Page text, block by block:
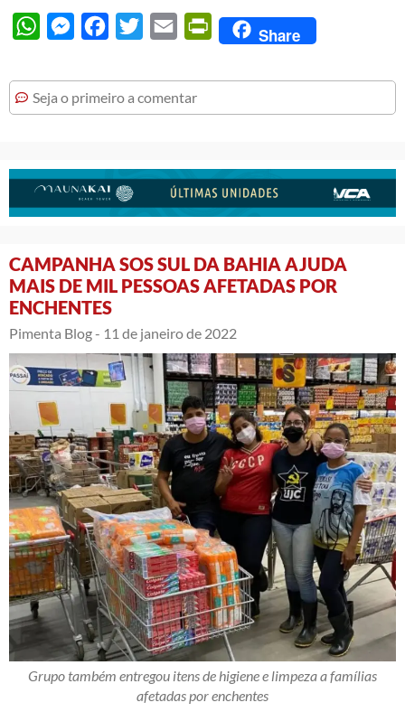
WhatsAppMessengerFacebook
Twitter Email PrintFriendly
Share
Seja o primeiro a comentar
CAMPANHA SOS SUL DA BAHIA AJUDA
MAIS DE MIL PESSOAS AFETADAS POR
ENCHENTES
Pimenta Blog - 11 de janeiro de 2022
Grupo também entregou itens de higiene e limpeza a famílias
afetadas por enchentes